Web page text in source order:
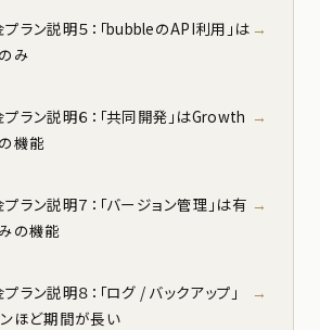
ラン説明５：「bubbleのAPI利用」は
み
ラン説明６：「共同開発」はGrowth
機能
ラン説明７：「バージョン管理」は有
の機能
ラン説明８：「ログ / バックアップ」
ほど期間が長い